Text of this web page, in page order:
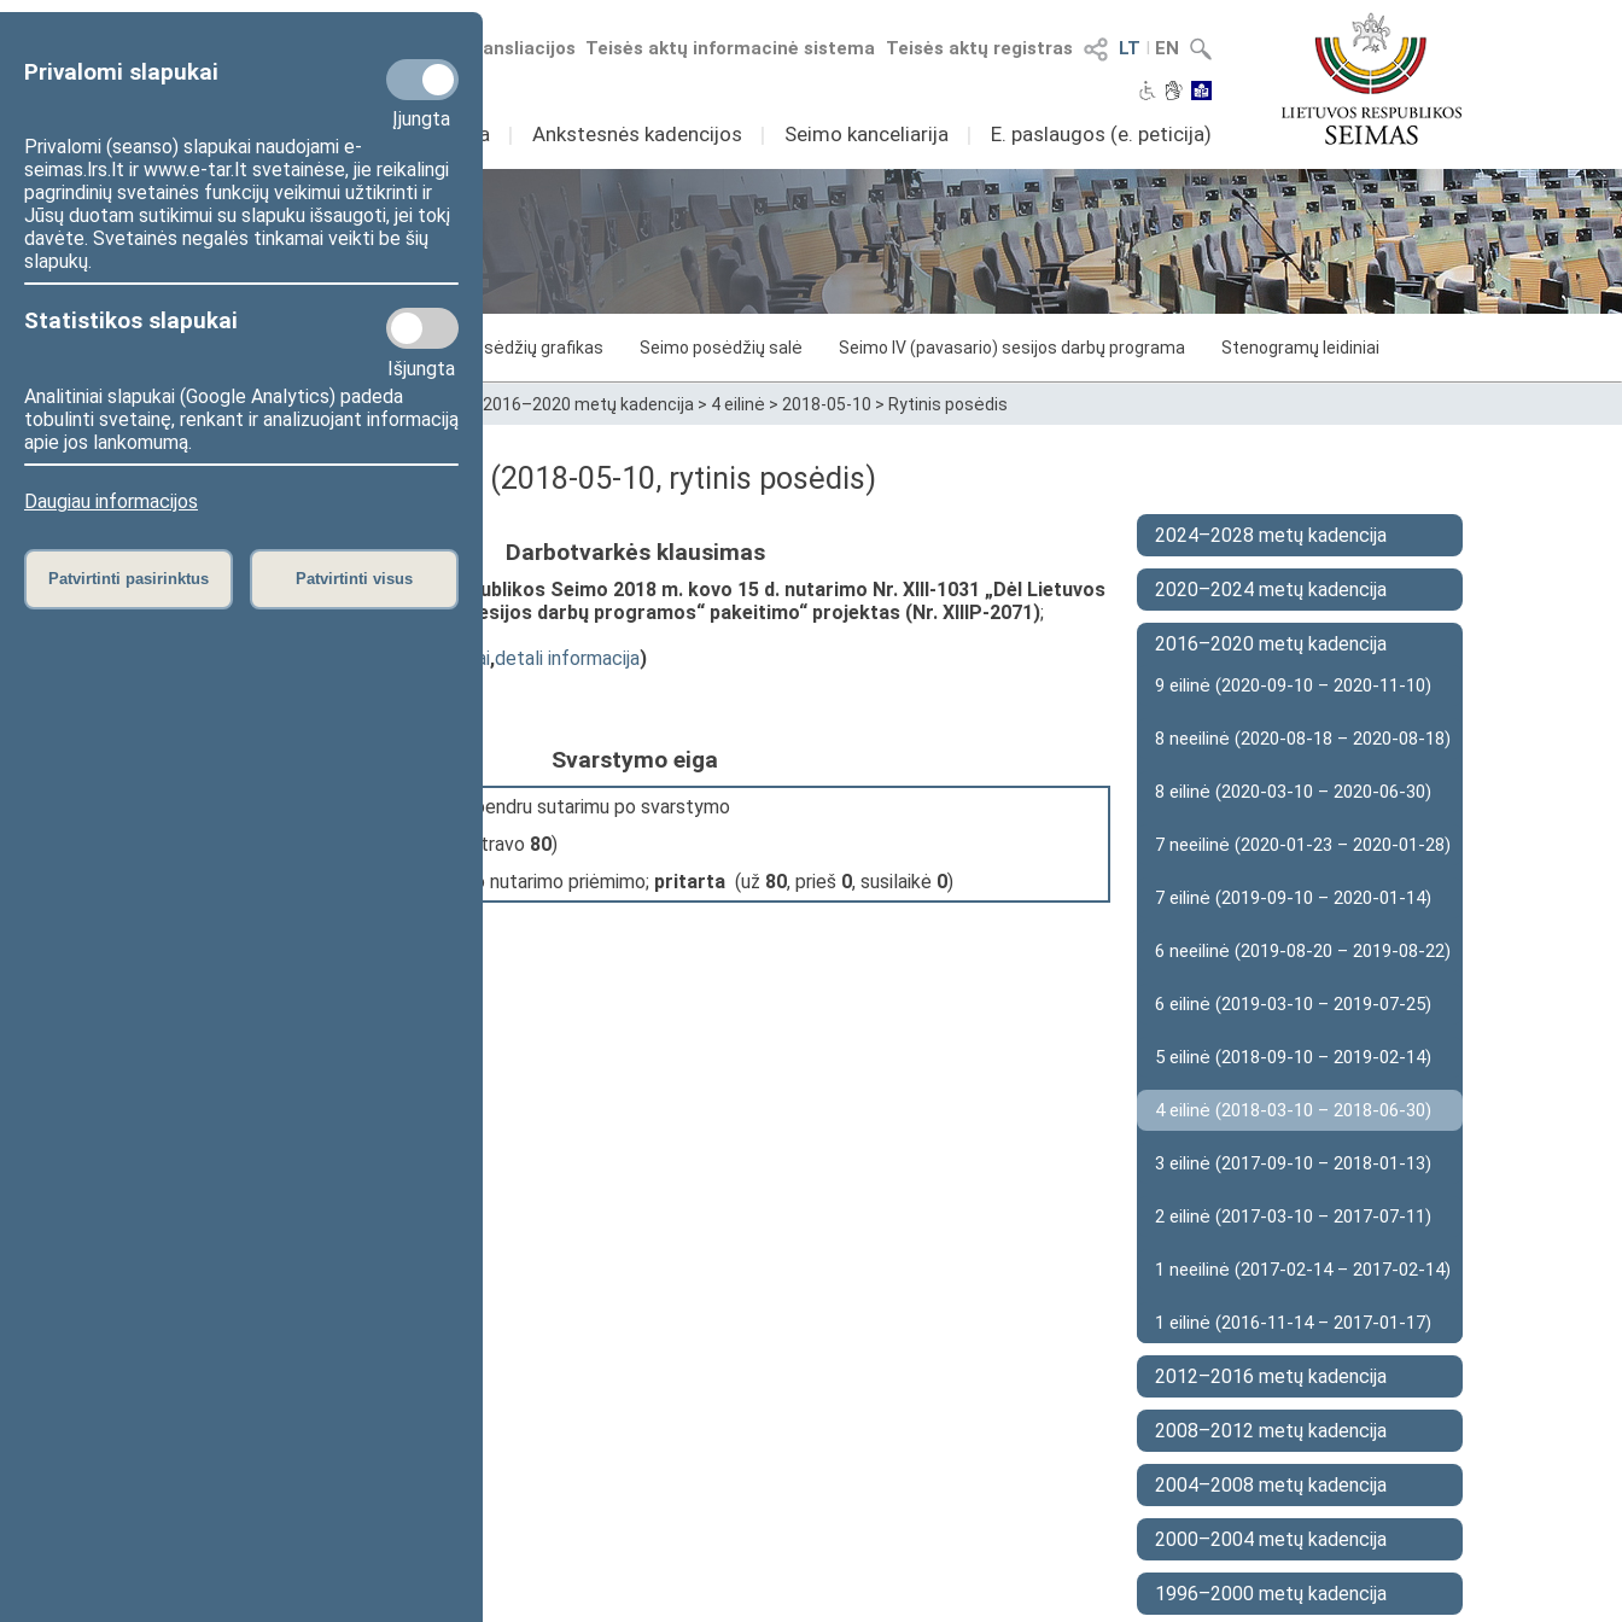
Privalomi slapukai
Įjungta
Privalomi (seanso) slapukai naudojami e-
seimas.lrs.lt ir www.e-tar.lt svetainėse, jie reikalingi
pagrindinių svetainės funkcijų veikimui užtikrinti ir
Jūsų duotam sutikimui su slapuku išsaugoti, jei tokį
davėte. Svetainės negalės tinkamai veikti be šių
slapukų.
Statistikos slapukai
Išjungta
Analitiniai slapukai (Google Analytics) padeda
tobulinti svetainę, renkant ir analizuojant informaciją
apie jos lankomumą.
Daugiau informacijos
Patvirtinti pasirinktus Patvirtinti visus
LT I EN
Teisės aktų registras
Teisės aktų informacinė sistema
Numatomos transliacijos
Sudėtis Veikla I Ankstesnės kadencijos I Seimo kanceliarija I E. paslaugos (e. peticija)
Seimo posėdžiai
Posėdžiai Posėdžių grafikas Seimo posėdžių salė Seimo IV (pavasario) sesijos darbų programa Stenogramų leidiniai
Pradžia>Seimo posėdžiai>Kadencijos 2016–2020 metų kadencija > 4 eilinė > 2018-05-10 > Rytinis posėdis
Darbotvarkės klausimas (2018-05-10, rytinis posėdis)
Darbotvarkės klausimas
Seimo nutarimo „Dėl Lietuvos Respublikos Seimo 2018 m. kovo 15 d. nutarimo Nr. XIII-1031 „Dėl Lietuvos
Respublikos Seimo IV (pavasario) sesijos darbų programos“ pakeitimo“ projektas (Nr. XIIIP-2071);
susiję dokumentai,detali informacija)
Svarstymo eiga
Įvyko balsavimas. Pritarta bendru sutarimu po svarstymo
(užsiregistravo 80)
dėl Seimo nutarimo priėmimo; pritarta (už 80, prieš 0, susilaikė 0)
2024–2028 metų kadencija
2020–2024 metų kadencija
2016–2020 metų kadencija
9 eilinė (2020-09-10 – 2020-11-10)
8 neeilinė (2020-08-18 – 2020-08-18)
8 eilinė (2020-03-10 – 2020-06-30)
7 neeilinė (2020-01-23 – 2020-01-28)
7 eilinė (2019-09-10 – 2020-01-14)
6 neeilinė (2019-08-20 – 2019-08-22)
6 eilinė (2019-03-10 – 2019-07-25)
5 eilinė (2018-09-10 – 2019-02-14)
4 eilinė (2018-03-10 – 2018-06-30)
3 eilinė (2017-09-10 – 2018-01-13)
2 eilinė (2017-03-10 – 2017-07-11)
1 neeilinė (2017-02-14 – 2017-02-14)
1 eilinė (2016-11-14 – 2017-01-17)
2012–2016 metų kadencija
2008–2012 metų kadencija
2004–2008 metų kadencija
2000–2004 metų kadencija
1996–2000 metų kadencija